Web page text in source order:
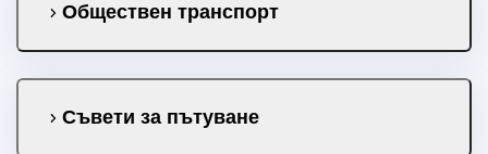
Обществен транспорт
Съвети за пътуване